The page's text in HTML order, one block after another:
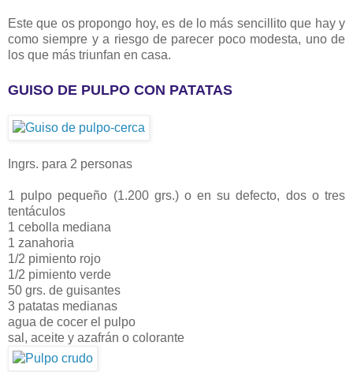
Este que os propongo hoy, es de lo más sencillito que hay y
como siempre y a riesgo de parecer poco modesta, uno de
los que más triunfan en casa.
GUISO DE PULPO CON PATATAS
Ingrs. para 2 personas
1 pulpo pequeño (1.200 grs.) o en su defecto, dos o tres
tentáculos
1 cebolla mediana
1 zanahoria
1/2 pimiento rojo
1/2 pimiento verde
50 grs. de guisantes
3 patatas medianas
agua de cocer el pulpo
sal, aceite y azafrán o colorante